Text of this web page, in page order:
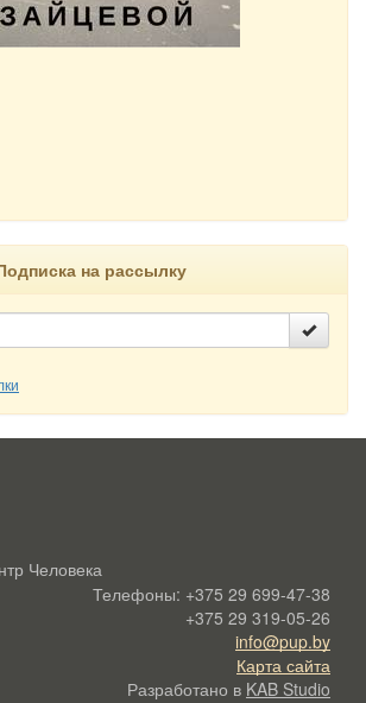
на рассылку
Человека
Телефоны: +375 29 699-47-38
+375 29 319-05-26
info@pup.by
Карта сайта
Разработано в KAB Studio